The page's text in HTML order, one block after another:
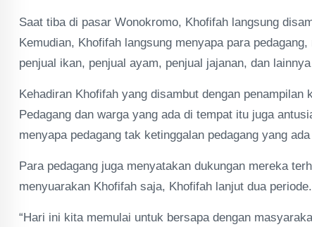
Saat tiba di pasar Wonokromo, Khofifah langsung
Kemudian, Khofifah langsung menyapa para
penjual ikan, penjual ayam, penjual jajanan, dan
Kehadiran Khofifah yang disambut dengan
Pedagang dan warga yang ada di tempat itu juga
menyapa pedagang tak ketinggalan pedagang yang
Para pedagang juga menyatakan dukungan mereka
menyuarakan Khofifah saja, Khofifah lanjut dua periode.
“Hari ini kita memulai untuk bersapa dengan